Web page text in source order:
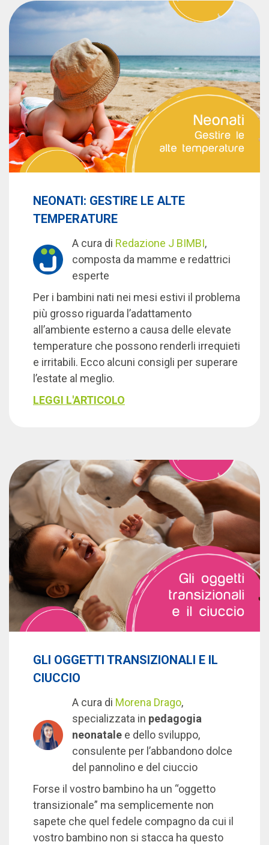
NEONATI: GESTIRE LE ALTE
TEMPERATURE
A cura di Redazione J BIMBI,
composta da mamme e redattrici
esperte
Per i bambini nati nei mesi estivi il problema
più grosso riguarda l’adattamento
all’ambiente esterno a causa delle elevate
temperature che possono renderli irrequieti
e irritabili. Ecco alcuni consigli per superare
l’estate al meglio.
LEGGI L'ARTICOLO
GLI OGGETTI TRANSIZIONALI E IL
CIUCCIO
A cura di Morena Drago,
specializzata in pedagogia
neonatalee dello sviluppo,
consulente per l’abbandono dolce
del pannolino e del ciuccio
Forse il vostro bambino ha un “oggetto
transizionale” ma semplicemente non
sapete che quel fedele compagno da cui il
vostro bambino non si stacca ha questo